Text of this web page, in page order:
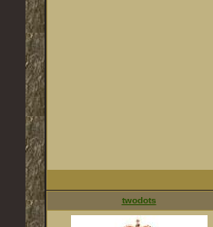
twodots